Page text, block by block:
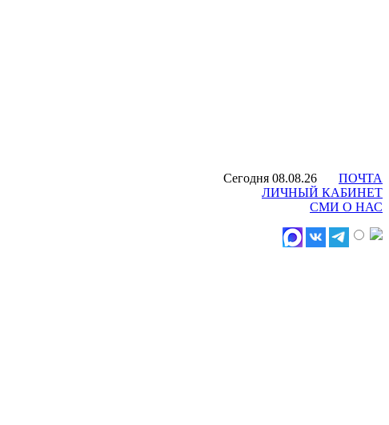
Сегодня 08.08.26
ПОЧТА
ЛИЧНЫЙ КАБИНЕТ
СМИ О НАС